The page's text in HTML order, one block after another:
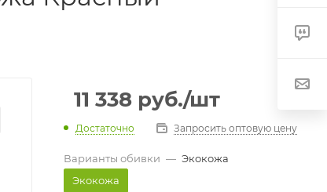
11 338 руб./шт
Достаточно Запросить оптовую цену
Варианты обивки — Экокожа
Экокожа